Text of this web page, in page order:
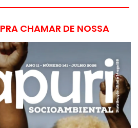
CHAMAR DE NOSSA